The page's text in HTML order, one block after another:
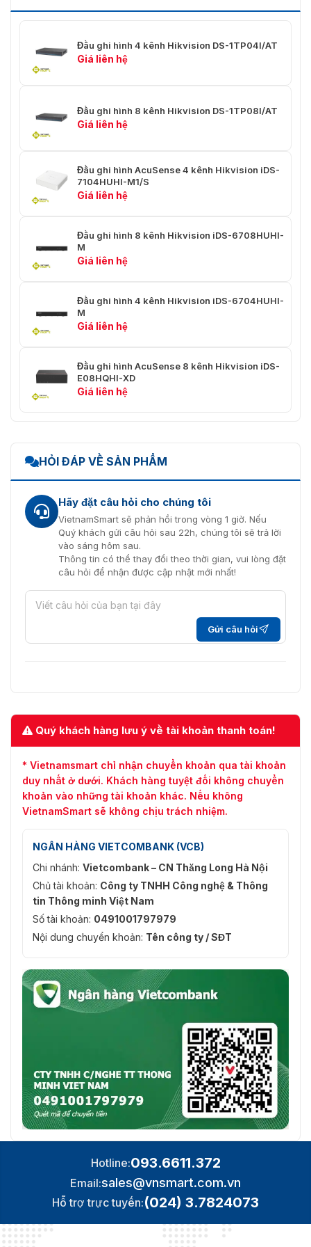
hóa
fps (P)/30 fps (N) *: 8 MP@8 fps chỉ
luồng kép
Loại luồng Video, Video & Âm thanh
Nén âm thanh
Tốc độ bit âm
thanh
64 Kbps
Kết nối từ xa 128
Giao diện mạng
Ổ cứng SATA 2 giao diện SATA
Dung lượng lên đến 10 TB cho mỗi
đĩa
Giao diện nối
RS-485 (bán song công)
Giao diện USB Mặt sau: 1 × USB 2.0
Báo động vào/ra 16/4
°F)
Độ ẩm làm việc 10% đến 90%
Kích thước
384 × 317 × 52 mm (15,1 × 12,5 ×
2,0 inch)
Trọng lượng ≤ 2 kg (4,4 pound)
Đầu ghi hình 4 kênh Hikvision DS-1TP04I/AT
Giá liên hệ
Đầu ghi hình 8 kênh Hikvision DS-1TP08I/AT
Giá liên hệ
Đầu ghi hình AcuSense 4 kênh Hikvision iDS-
7104HUHI-M1/S
Giá liên hệ
Đầu ghi hình 8 kênh Hikvision iDS-6708HUHI-
M
Giá liên hệ
Đầu ghi hình 4 kênh Hikvision iDS-6704HUHI-
M
Giá liên hệ
Đầu ghi hình AcuSense 8 kênh Hikvision iDS-
E08HQHI-XD
Giá liên hệ
HỎI ĐÁP VỀ SẢN PHẨM
Hãy đặt câu hỏi cho chúng tôi
VietnamSmart sẽ phản hồi trong vòng 1 giờ. Nếu
Quý khách gửi câu hỏi sau 22h, chúng tôi sẽ trả lời
vào sáng hôm sau.
Thông tin có thể thay đổi theo thời gian, vui lòng đặt
câu hỏi để nhận được cập nhật mới nhất!
Gửi câu hỏi
Quý khách hàng lưu ý về tài khoản thanh toán!
* Vietnamsmart chỉ nhận chuyển khoản qua tài khoản
duy nhất ở dưới. Khách hàng tuyệt đối không chuyển
khoản vào những tài khoản khác. Nếu không
VietnamSmart sẽ không chịu trách nhiệm.
NGÂN HÀNG VIETCOMBANK (VCB)
Chi nhánh: Vietcombank – CN Thăng Long Hà Nội
Chủ tài khoản: Công ty TNHH Công nghệ & Thông
tin Thông minh Việt Nam
Số tài khoản: 0491001797979
Nội dung chuyển khoản: Tên công ty / SĐT
Hotline:093.6611.372
Email:sales@vnsmart.com.vn
Hỗ trợ trực tuyến:(024) 3.7824073